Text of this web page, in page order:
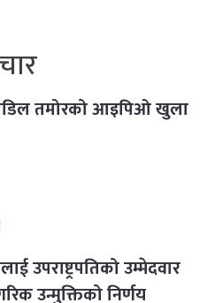
तमोरको आइपिओ खुला
उपराष्ट्रपतिको उम्मेदवार
उन्मुक्तिको निर्णय